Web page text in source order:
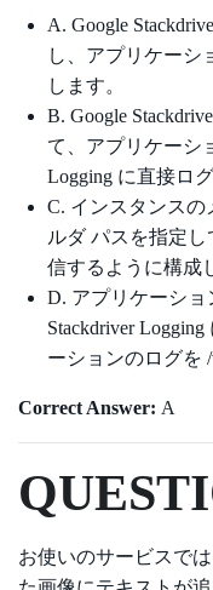
A. Google
し、アプリケーシ
します。
B. Google
て、アプリケーシ
Logging に直接ロ
C. インスタンスの
ルダ パスを指定
信するように構成
D. アプリケーショ
Stackdriver
ーションのログを /
Correct Answer: A
お使いのサービスでは